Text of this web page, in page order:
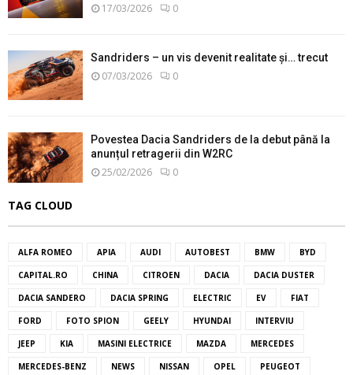
17/03/2026 0
Sandriders – un vis devenit realitate și… trecut
07/03/2026 0
Povestea Dacia Sandriders de la debut până la
anunțul retragerii din W2RC
25/02/2026 0
TAG CLOUD
ALFA ROMEO APIA AUDI AUTOBEST BMW BYD
CAPITAL.RO CHINA CITROEN DACIA DACIA DUSTER
DACIA SANDERO DACIA SPRING ELECTRIC EV FIAT
FORD FOTO SPION GEELY HYUNDAI INTERVIU
JEEP KIA MASINI ELECTRICE MAZDA MERCEDES
MERCEDES-BENZ NEWS NISSAN OPEL PEUGEOT